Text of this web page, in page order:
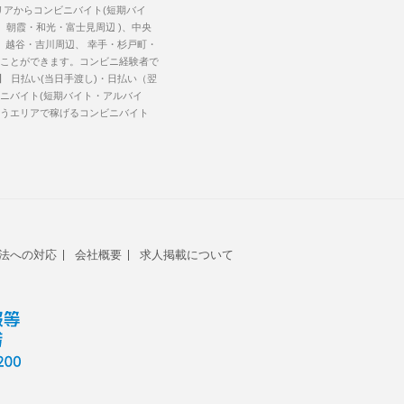
からコンビニバイト(短期バイ
朝霞・和光・富士見周辺 )、中央
谷・吉川周辺、 幸手・杉戸町・
とができます。コンビニ経験者で
日払い(当日手渡し)・日払い（翌
ニバイト(短期バイト・アルバイ
エリアで稼げるコンビニバイト
への対応 会社概要 求人掲載について